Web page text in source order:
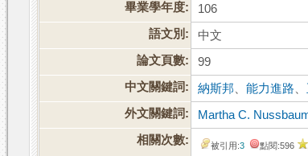
畢業學年度:
106
語文別:
中文
論文頁數:
99
中文關鍵詞:
納斯邦 、能力進路
外文關鍵詞:
Martha C.
相關次數:
被引用:3 點閱:596